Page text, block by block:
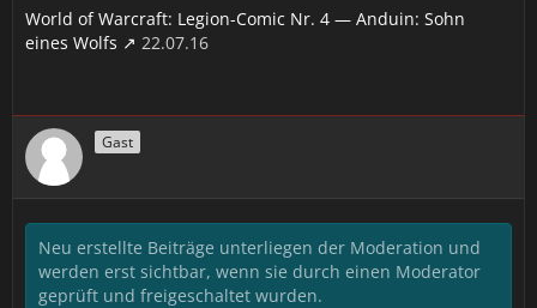
World of Warcraft: Legion-Comic Nr. 4 — Anduin: Sohn
eines Wolfs
22.07.16
Gast
Neu erstellte Beiträge unterliegen der Moderation und
werden erst sichtbar, wenn sie durch einen Moderator
geprüft und freigeschaltet wurden.